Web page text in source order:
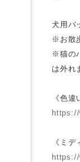
犬用バ
※お散
※猫の
は外れ
《色違
《ミ